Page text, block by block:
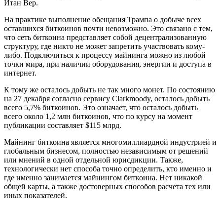
Итан Вер.
На практике выполнение обещания Трампа о добыче всех
оставшихся биткоинов почти невозможно. Это связано с тем,
что сеть биткоина представляет собой децентрализованную
структуру, где никто не может запретить участвовать кому-
либо. Подключиться к процессу майнинга можно из любой
точки мира, при наличии оборудования, энергии и доступа в
интернет.
К тому же осталось добыть не так много монет. По состоянию
на 27 декабря согласно сервису Clarkmoody, осталось добыть
всего 5,7% биткоинов. Это означает, что осталось добыть
всего около 1,2 млн биткоинов, что по курсу на момент
публикации составляет $115 млрд.
Майнинг биткоина является многомиллиардной индустрией и
глобальным бизнесом, полностью независимым от решений
или мнений в одной отдельной юрисдикции. Также,
технологически нет способа точно определить, кто именно и
где именно занимается майнингом биткоина. Нет никакой
общей карты, а также достоверных способов расчета тех или
иных показателей.